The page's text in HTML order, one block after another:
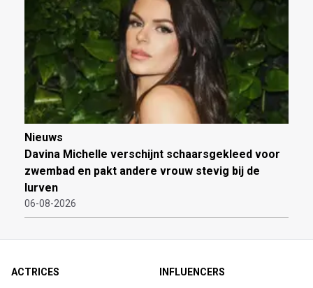
Nieuws
Davina Michelle verschijnt schaarsgekleed voor
zwembad en pakt andere vrouw stevig bij de
lurven
06-08-2026
ACTRICES
INFLUENCERS